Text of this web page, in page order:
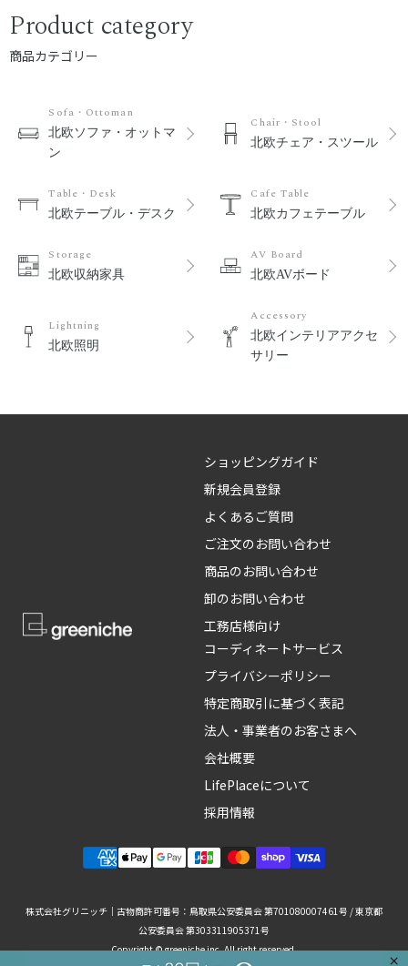
×
Product category
商品カテゴリー
Sofa・Ottoman
北欧ソファ・オットマ
ン
Chair・Stool
北欧チェア・スツール
Table・Desk
北欧テーブル・デスク
Cafe Table
北欧カフェテーブル
Storage
北欧収納家具
AV Board
北欧AVボード
Lightning
北欧照明
Accessory
北欧インテリアアクセ
サリー
ショッピングガイド
新規会員登録
よくあるご質問
ご注文のお問い合わせ
商品のお問い合わせ
卸のお問い合わせ
工務店様向け
コーディネートサービス
プライバシーポリシー
特定商取引に基づく表記
法人・事業者のお客さまへ
会社概要
LifePlaceについて
採用情報
株式会社グリニッチ｜古物商許可番号：鳥取県公安委員会 第701080007461号 / 東京都
公安委員会 第303311905371号
Copyright © greeniche inc. All right reserved.